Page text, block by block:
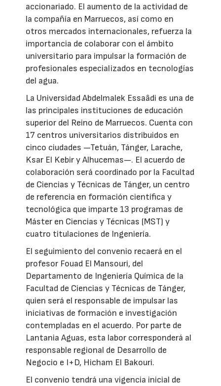
accionariado. El aumento de la actividad de
la compañía en Marruecos, así como en
otros mercados internacionales, refuerza la
importancia de colaborar con el ámbito
universitario para impulsar la formación de
profesionales especializados en tecnologías
del agua.
La Universidad Abdelmalek Essaâdi es una de
las principales instituciones de educación
superior del Reino de Marruecos. Cuenta con
17 centros universitarios distribuidos en
cinco ciudades —Tetuán, Tánger, Larache,
Ksar El Kebir y Alhucemas—. El acuerdo de
colaboración será coordinado por la Facultad
de Ciencias y Técnicas de Tánger, un centro
de referencia en formación científica y
tecnológica que imparte 13 programas de
Máster en Ciencias y Técnicas (MST) y
cuatro titulaciones de Ingeniería.
El seguimiento del convenio recaerá en el
profesor Fouad El Mansouri, del
Departamento de Ingeniería Química de la
Facultad de Ciencias y Técnicas de Tánger,
quien será el responsable de impulsar las
iniciativas de formación e investigación
contempladas en el acuerdo. Por parte de
Lantania Aguas, esta labor corresponderá al
responsable regional de Desarrollo de
Negocio e I+D, Hicham El Bakouri.
El convenio tendrá una vigencia inicial de